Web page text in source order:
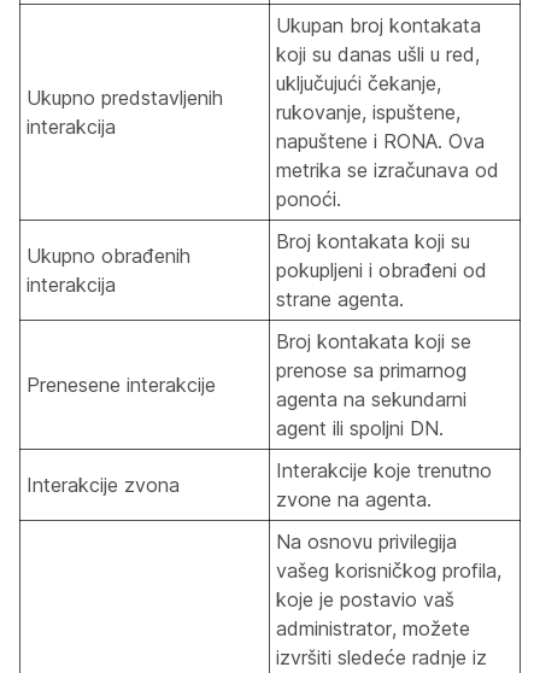
Ukupno predstavljenih
interakcija
Ukupan broj kontakata
koji su danas ušli u red,
uključujući čekanje,
rukovanje, ispuštene,
napuštene i RONA. Ova
metrika se izračunava od
ponoći.
Ukupno obrađenih
interakcija
Broj kontakata koji su
pokupljeni i obrađeni od
strane agenta.
Prenesene interakcije
Broj kontakata koji se
prenose sa primarnog
agenta na sekundarni
agent ili spoljni DN.
Interakcije zvona
Interakcije koje trenutno
zvone na agenta.
Na osnovu privilegija
vašeg korisničkog profila,
koje je postavio vaš
administrator, možete
izvršiti sledeće radnje iz